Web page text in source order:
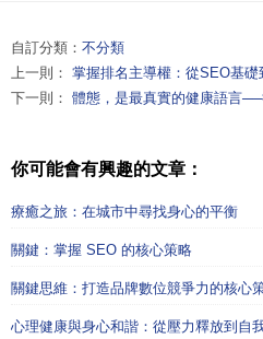
自訂分類： 不分類
上一則： 掌握排名主導權：從SEO基
下一則： 體態，是最真實的健康語言
你可能會有興趣的文章：
療癒之旅：在城市中尋找身心的平衡
關鍵：掌握 SEO 的核心策略
關鍵思維：打造品牌數位競爭力的核心
心理健康與身心和諧：從壓力釋放到自